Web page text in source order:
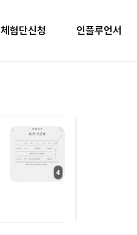
체험단신청 인플루언서